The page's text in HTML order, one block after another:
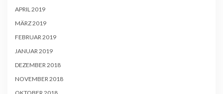
APRIL 2019
MÄRZ 2019
FEBRUAR 2019
JANUAR 2019
DEZEMBER 2018
NOVEMBER 2018